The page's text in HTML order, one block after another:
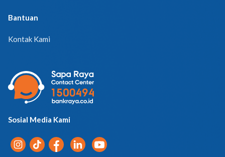
Bantuan
Kontak Kami
Sosial Media Kami